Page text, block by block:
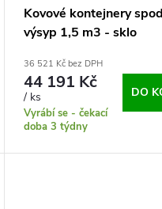
Kovové kontejnery
výsyp 1,5 m3 - sklo
36 521 Kč bez DPH
44 191 Kč
/ ks
Vyrábí se - čekací
doba 3 týdny
DO